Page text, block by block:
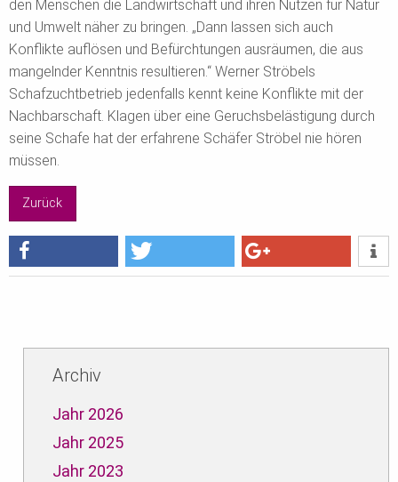
den Menschen die Landwirtschaft und ihren Nutzen für Natur
und Umwelt näher zu bringen. „Dann lassen sich auch
Konflikte auflösen und Befürchtungen ausräumen, die aus
mangelnder Kenntnis resultieren.“ Werner Ströbels
Schafzuchtbetrieb jedenfalls kennt keine Konflikte mit der
Nachbarschaft. Klagen über eine Geruchsbelästigung durch
seine Schafe hat der erfahrene Schäfer Ströbel nie hören
müssen.
Zurück
Archiv
Jahr 2026
Jahr 2025
Jahr 2023